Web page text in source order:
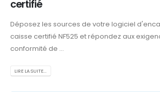
certifié
Déposez les sources de votre logiciel
caisse certifié NF525 et répondez aux
conformité de ...
LIRE LA SUITE...